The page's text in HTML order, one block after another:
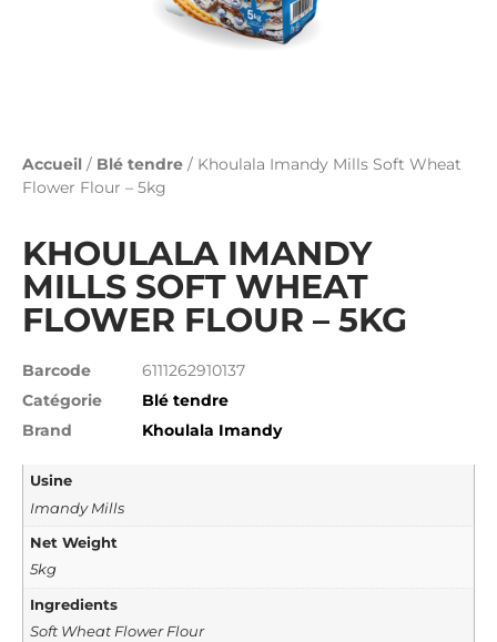
Accueil / Blé tendre / Khoulala Imandy Mills Soft Wheat
Flower Flour – 5kg
KHOULALA IMANDY
MILLS SOFT WHEAT
FLOWER FLOUR – 5KG
Barcode
6111262910137
Catégorie
Blé tendre
Brand
Khoulala Imandy
Usine
Imandy Mills
Net Weight
5kg
Ingredients
Soft Wheat Flower Flour